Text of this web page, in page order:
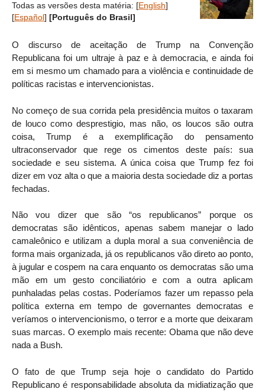
Todas as versões desta matéria: [English]
[Español] [Português do Brasil]
O discurso de aceitação de Trump na Convenção
Republicana foi um ultraje à paz e à democracia, e ainda foi
em si mesmo um chamado para a violência e continuidade de
políticas racistas e intervencionistas.
No começo de sua corrida pela presidência muitos o taxaram
de louco como desprestigio, mas não, os loucos são outra
coisa, Trump é a exemplificação do pensamento
ultraconservador que rege os cimentos deste país: sua
sociedade e seu sistema. A única coisa que Trump fez foi
dizer em voz alta o que a maioria desta sociedade diz a portas
fechadas.
Não vou dizer que são “os republicanos” porque os
democratas são idênticos, apenas sabem manejar o lado
camaleônico e utilizam a dupla moral a sua conveniência de
forma mais organizada, já os republicanos vão direto ao ponto,
à jugular e cospem na cara enquanto os democratas são uma
mão em um gesto conciliatório e com a outra aplicam
punhaladas pelas costas. Poderíamos fazer um repasso pela
política externa em tempo de governantes democratas e
veríamos o intervencionismo, o terror e a morte que deixaram
suas marcas. O exemplo mais recente: Obama que não deve
nada a Bush.
O fato de que Trump seja hoje o candidato do Partido
Republicano é responsabilidade absoluta da midiatização que